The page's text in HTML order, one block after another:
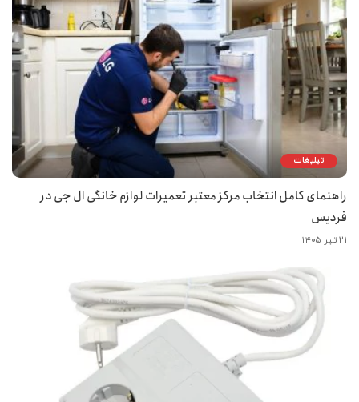
تبلیغات
راهنمای کامل انتخاب مرکز معتبر تعمیرات لوازم خانگی ال جی در
فردیس
۲۱ تیر ۱۴۰۵